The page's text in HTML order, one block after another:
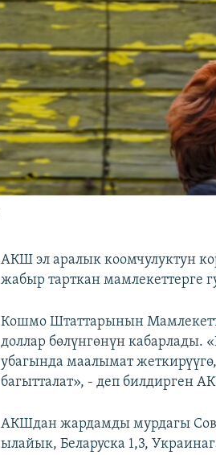
АКШ эл аралык коомчулуктун
жабыр тарткан мамлекеттерге
Кошмо Штаттарынын
доллар бөлүнгөнүн кабарлады.
убагында маалымат
багытталат», - деп билдирген
АКШдан жардамды мурдагы
ылайык, Беларуска 1,3,